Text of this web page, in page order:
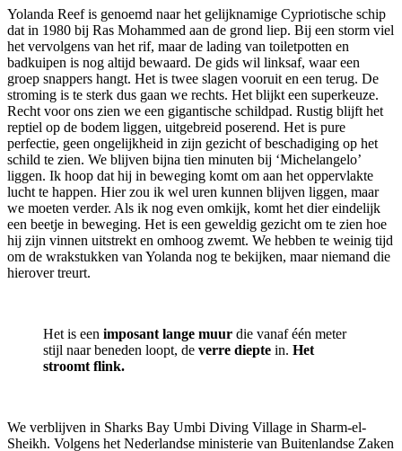
Yolanda Reef is genoemd naar het gelijknamige Cypriotische schip
dat in 1980 bij Ras Mohammed aan de grond liep. Bij een storm viel
het vervolgens van het rif, maar de lading van toiletpotten en
badkuipen is nog altijd bewaard. De gids wil linksaf, waar een
groep snappers hangt. Het is twee slagen vooruit en een terug. De
stroming is te sterk dus gaan we rechts. Het blijkt een superkeuze.
Recht voor ons zien we een gigantische schildpad. Rustig blijft het
reptiel op de bodem liggen, uitgebreid poserend. Het is pure
perfectie, geen ongelijkheid in zijn gezicht of beschadiging op het
schild te zien. We blijven bijna tien minuten bij ‘Michelangelo’
liggen. Ik hoop dat hij in beweging komt om aan het oppervlakte
lucht te happen. Hier zou ik wel uren kunnen blijven liggen, maar
we moeten verder. Als ik nog even omkijk, komt het dier eindelijk
een beetje in beweging. Het is een geweldig gezicht om te zien hoe
hij zijn vinnen uitstrekt en omhoog zwemt. We hebben te weinig tijd
om de wrakstukken van Yolanda nog te bekijken, maar niemand die
hierover treurt.
Het is een imposant lange muur die vanaf één meter
stijl naar beneden loopt, de verre diepte in. Het
stroomt flink.
We verblijven in Sharks Bay Umbi Diving Village in Sharm-el-
Sheikh. Volgens het Nederlandse ministerie van Buitenlandse Zaken